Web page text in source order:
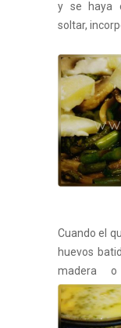
y se haya
soltar,
Cuando el
huevos
madera